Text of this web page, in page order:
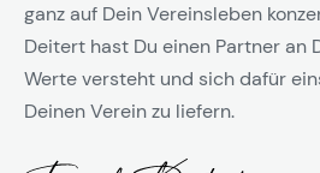
ganz auf Dein Vereinsleben
Deitert hast Du einen Partner an
Werte versteht und sich dafür
Deinen Verein zu liefern.